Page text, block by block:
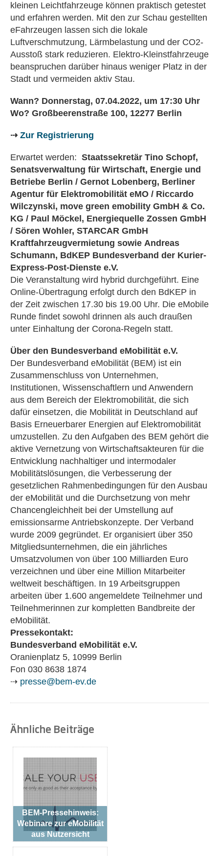
kleinen Leichtfahrzeuge können praktisch getestet
und erfahren werden. Mit den zur Schau gestellten
eFahrzeugen lassen sich die lokale
Luftverschmutzung, Lärmbelastung und der CO2-
Ausstoß stark reduzieren. Elektro-Kleinstfahrzeuge
beanspruchen darüber hinaus weniger Platz in der
Stadt und vermeiden aktiv Stau.
Wann? Donnerstag, 07.04.2022, um 17:30 Uhr
Wo? Großbeerenstraße 100, 12277 Berlin
⇢ Zur Registrierung
Erwartet werden: Staatssekretär Tino Schopf,
Senatsverwaltung für Wirtschaft, Energie und
Betriebe Berlin / Gernot Lobenberg, Berliner
Agentur für Elektromobilität eMO / Riccardo
Wilczynski, move green emobility GmbH & Co.
KG / Paul Möckel , Energiequelle Zossen GmbH
/ Sören Wohler, STARCAR GmbH
Kraftfahrzeugvermietung sowie Andreas
Schumann, BdKEP Bundesverband der Kurier-
Express-Post-Dienste e.V.
Die Veranstaltung wird hybrid durchgeführt. Eine
Online-Übertragung erfolgt durch den BdKEP in
der Zeit zwischen 17.30 bis 19.00 Uhr. Die eMobile
Runde findet sowohl drinnen als auch draußen
unter Einhaltung der Corona-Regeln statt.
Über den Bundesverband eMobilität e.V.
Der Bundesverband eMobilität (BEM) ist ein
Zusammenschluss von Unternehmen,
Institutionen, Wissenschaftlern und Anwendern
aus dem Bereich der Elektromobilität, die sich
dafür einsetzen, die Mobilität in Deutschland auf
Basis Erneuerbarer Energien auf Elektromobilität
umzustellen. Zu den Aufgaben des BEM gehört die
aktive Vernetzung von Wirtschaftsakteuren für die
Entwicklung nachhaltiger und intermodaler
Mobilitätslösungen, die Verbesserung der
gesetzlichen Rahmenbedingungen für den Ausbau
der eMobilität und die Durchsetzung von mehr
Chancengleichheit bei der Umstellung auf
emissionsarme Antriebskonzepte. Der Verband
wurde 2009 gegründet. Er organisiert über 350
Mitgliedsunternehmen, die ein jährliches
Umsatzvolumen von über 100 Milliarden Euro
verzeichnen und über eine Million Mitarbeiter
weltweit beschäftigen. In 19 Arbeitsgruppen
arbeiten über 1.600 angemeldete Teilnehmer und
Teilnehmerinnen zur kompletten Bandbreite der
eMobilität.
Pressekontakt:
Bundesverband eMobilität e.V.
Oranienplatz 5, 10999 Berlin
Fon 030 8638 1874
⇢ presse@bem-ev.de
Ähnliche Beiträge
BEM-Pressehinweis:
Webinare zur eMobilität
aus Nutzersicht